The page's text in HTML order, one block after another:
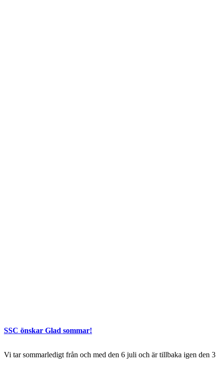
SSC önskar Glad sommar!
Vi tar sommarledigt från och med den 6 juli och är tillbaka igen den